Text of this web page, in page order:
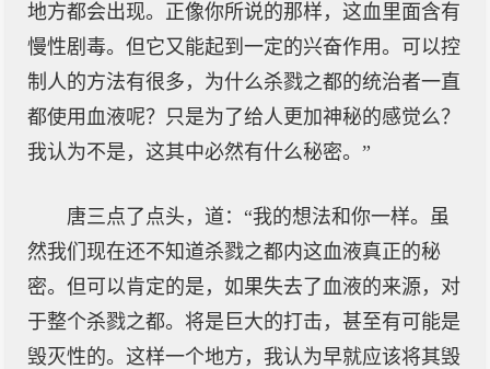
地方都会出现。正像你所说的那样，这血里面含有
慢性剧毒。但它又能起到一定的兴奋作用。可以控
制人的方法有很多，为什么杀戮之都的统治者一直
都使用血液呢？只是为了给人更加神秘的感觉么？
我认为不是，这其中必然有什么秘密。”
唐三点了点头，道：“我的想法和你一样。虽
然我们现在还不知道杀戮之都内这血液真正的秘
密。但可以肯定的是，如果失去了血液的来源，对
于整个杀戮之都。将是巨大的打击，甚至有可能是
毁灭性的。这样一个地方，我认为早就应该将其毁